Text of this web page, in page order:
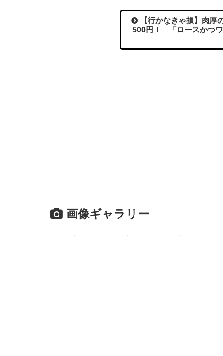
【行かなきゃ損】肉厚
500円！ 「ロースかつ
画像ギャラリー